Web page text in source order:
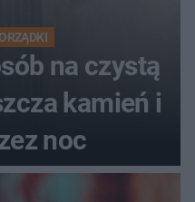
na czystą
kamień i
noc